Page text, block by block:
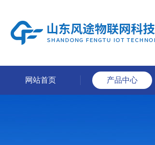
网站首页 产品中心